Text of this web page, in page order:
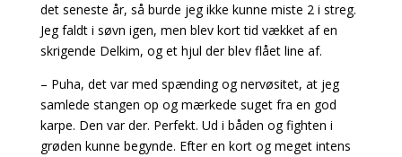
det seneste år, så burde jeg ikke kunne miste 2 i streg.
Jeg faldt i søvn igen, men blev kort tid vækket af en
skrigende Delkim, og et hjul der blev flået line af.
– Puha, det var med spænding og nervøsitet, at jeg
samlede stangen op og mærkede suget fra en god
karpe. Den var der. Perfekt. Ud i båden og fighten i
grøden kunne begynde. Efter en kort og meget intens